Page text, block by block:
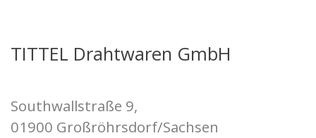
TITTEL Drahtwaren GmbH
Southwallstraße 9,
01900 Großröhrsdorf/Sachsen